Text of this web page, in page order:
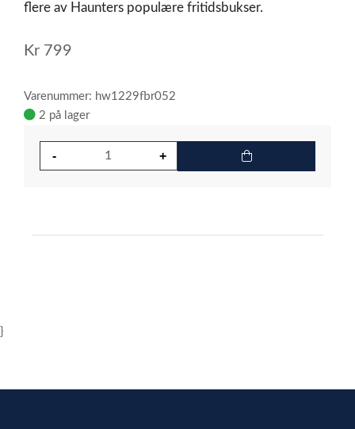
flere av Haunters populære fritidsbukser.
Kr 799
Varenummer: hw1229fbr052
2 på lager
}